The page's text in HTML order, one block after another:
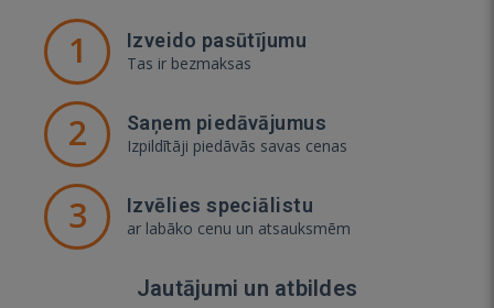
1 Izveido pasūtījumu
Tas ir bezmaksas
2 Saņem piedāvājumus
Izpildītāji piedāvās savas cenas
3 Izvēlies speciālistu
ar labāko cenu un atsauksmēm
Jautājumi un atbildes